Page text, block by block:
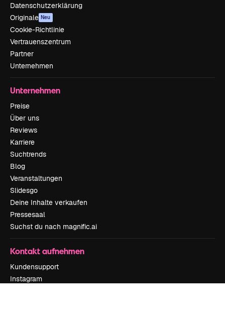
Datenschutzerklärung
Originale Neu
Cookie-Richtlinie
Vertrauenszentrum
Partner
Unternehmen
Unternehmen
Preise
Über uns
Reviews
Karriere
Suchtrends
Blog
Veranstaltungen
Slidesgo
Deine Inhalte verkaufen
Pressesaal
Suchst du nach magnific.ai
Kontakt aufnehmen
Kundensupport
Instagram